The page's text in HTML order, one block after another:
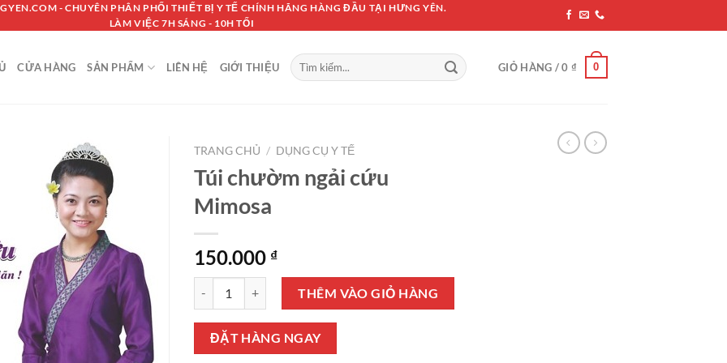
- CHUYÊN PHÂN PHỐI THIẾT BỊ Y TẾ CHÍNH HÃNG HÀNG ĐẦU TẠI HƯNG YÊN.
LÀM VIỆC 7H SÁNG - 10H TỐI
CỬA HÀNG SẢN PHẨM LIÊN HỆ GIỚI THIỆU
Tìm
kiếm:
GIỎ HÀNG /0 ₫ 0
TRANG CHỦ / DỤNG CỤ Y TẾ
Túi chườm ngải cứu
Mimosa
150.000 ₫
Túi chườm ngải cứu Mimosa số lượng
THÊM VÀO GIỎ HÀNG
ĐẶT HÀNG NGAY